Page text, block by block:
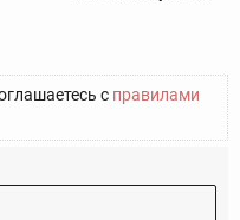
с правилами